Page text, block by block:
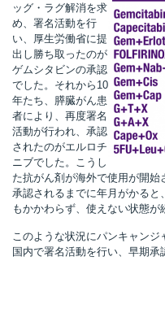
ッグ・ラグ解消を求
め、署名活動を行
い、厚生労働省に提
出し勝ち取ったのが
ゲムシタビンの承認
でした。それから10
年たち、膵臓がん患
者により、再度署名
活動が行われ、承認
されたのがエルロチ
ニブでした。こうし
た抗がん剤が海外で使用が開
承認されるまでに年月がかると
もかかわらず、使えない状態が
このような状況にパンキャン
国内で署名活動を行い、早期承